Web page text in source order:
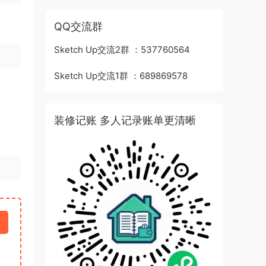
QQ交流群
Sketch Up交流2群 ：537760564
Sketch Up交流1群 ：689869578
装修记账 多人记录账单更清晰